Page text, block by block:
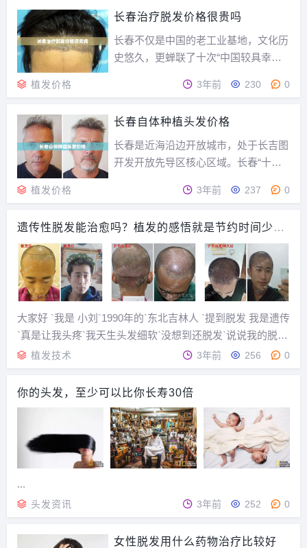
数脱发患者心里想要了解的问题，今天
和大家一起来了解一下长春治疗脂溢性
脱发的医院。长春治疗...
长春治疗脱发价格很贵吗
长春不仅是中国的老工业基地，文化历
史悠久，更蝉联了十次“中国较具幸福
那么在长春治疗脱发的价格很贵吗？长
发价格很贵吗长春的植发价格和全国都
是相同的，可能有不同的是在植发技术
的选择上。FUE3...
植发价格 3年前 230 0
长春自体种植头发价格
长春是近海沿边开放城市，处于长吉图
开发开放先导区核心区域。长春“十三
心城市和吉林中部创新转型核心区，再
信息、新能源汽车、新材料和大数据等
“六大”千亿级战略性新兴产业。那么长
春自体种植头发价...
植发价格 3年前 237 0
遗传性脱发能治愈吗？植发的感悟就是节约时间少走
弯路！
大家好 `我是 小刘`1990年的`东北吉林人 `提到脱发 我是遗传
`真是让我头疼`我天生头发细软`没想到还脱发`说说我的脱发
经理把 `我从22岁就感觉头发变少`当时也没在意`以为 过 段
时间能张出来 `因为当时对头发一点都不懂 `可是 事实并非如
此`脱发...
植发技术 3年前 256 0
你的头发，至少可以比你长寿30倍
...
头发资讯 3年前 252 0
女性脱发用什么药物治疗比较好